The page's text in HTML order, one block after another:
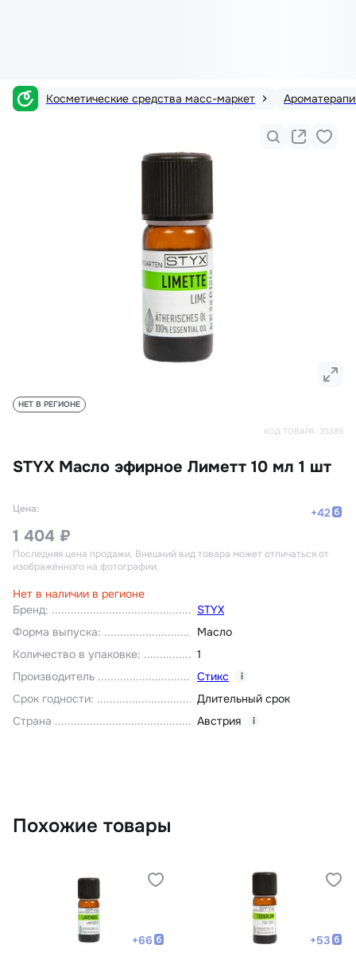
Косметические средства масс-маркет
КОД ТОВАРА: 35389
STYX Масло эфирное Лиметт 10 мл 1 шт
НЕТ В РЕГИОНЕ
Бренд:
STYX
Форма выпуска:
Масло
Количество в упаковке:
1
Производитель
Стикс i
Срок годности:
Длительный срок
Страна
Австрия i
Цена: +42
1 404 ₽
Последняя цена продажи. Внешний вид товара может отличаться от
изображённого на фотографии.
Нет в наличии в регионе
Похожие товары
+66 +53